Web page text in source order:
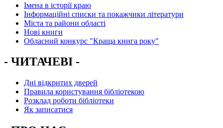
Імена в історії краю
Інформаційні списки та покажчики літератури
Міста та райони області
Нові книги
Обласний конкурс "Краща книга року"
- ЧИТАЧЕВІ -
Дні відкритих дверей
Правила користування бібліотекою
Розклад роботи бібліотеки
Як записатися